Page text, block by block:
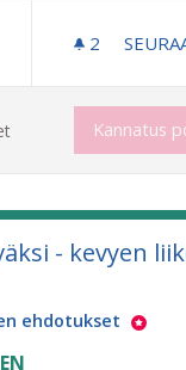
2 2
Kannatus
- kevyen
ehdotukset